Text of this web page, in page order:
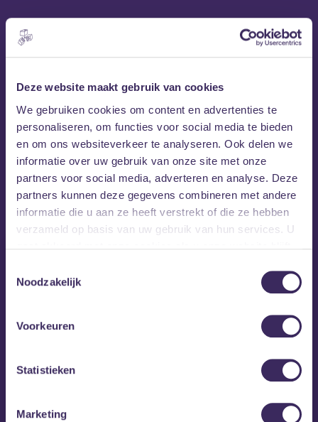
Deze website maakt gebruik van cookies
We gebruiken cookies om content en advertenties te
personaliseren, om functies voor social media te bieden
en om ons websiteverkeer te analyseren. Ook delen we
informatie over uw gebruik van onze site met onze
partners voor social media, adverteren en analyse. Deze
partners kunnen deze gegevens combineren met andere
informatie die u aan ze heeft verstrekt of die ze hebben
verzameld op basis van uw gebruik van hun services. U
Noodzakelijk
Voorkeuren
Statistieken
Marketing
MEZZ tipt